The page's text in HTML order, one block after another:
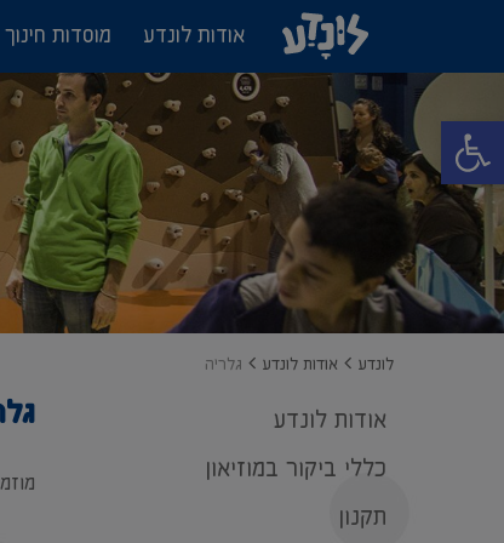
פתח סרגל נגישות
אודות לונדע מוסדות חינוך
לונדע אודות לונדע גלריה
אודות לונדע
כללי ביקור במוזיאון
תקנון